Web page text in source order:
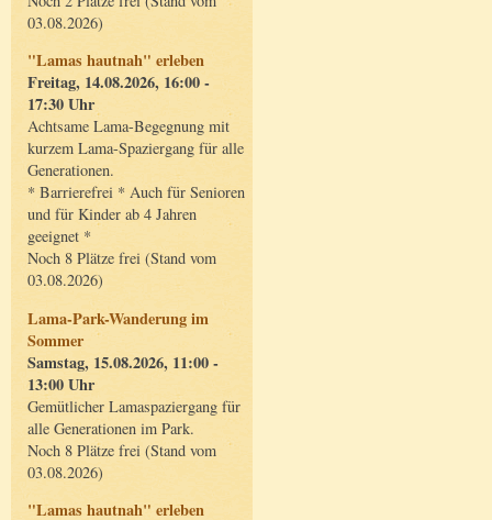
03.08.2026)
"Lamas hautnah" erleben
Freitag, 14.08.2026, 16:00 -
17:30 Uhr
Achtsame Lama-Begegnung mit
kurzem Lama-Spaziergang für alle
Generationen.
* Barrierefrei * Auch für Senioren
und für Kinder ab 4 Jahren
geeignet *
Noch 8 Plätze frei (Stand vom
03.08.2026)
Lama-Park-Wanderung im
Sommer
Samstag, 15.08.2026, 11:00 -
13:00 Uhr
Gemütlicher Lamaspaziergang für
alle Generationen im Park.
Noch 8 Plätze frei (Stand vom
03.08.2026)
"Lamas hautnah" erleben